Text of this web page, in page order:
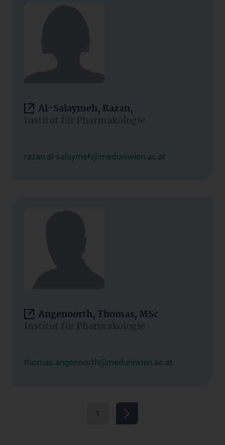
Al-Salaymeh, Razan,
Institut für Pharmakologie
razan.al-salaymeh@meduniwien.ac.at
Angenoorth, Thomas, MSc
Institut für Pharmakologie
thomas.angenoorth@meduniwien.ac.at
1